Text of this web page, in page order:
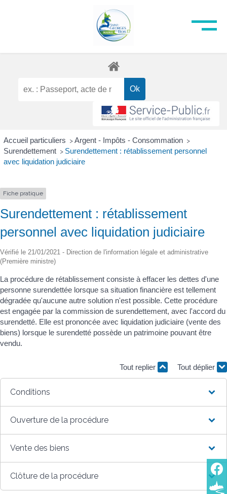
Accueil particuliers > Argent - Impôts - Consommation >
Surendettement > Surendettement : rétablissement personnel
avec liquidation judiciaire
Fiche pratique
Surendettement : rétablissement
personnel avec liquidation judiciaire
Vérifié le 21/01/2021 - Direction de l'information légale et administrative
(Première ministre)
La procédure de rétablissement consiste à effacer les dettes d'une
personne surendettée lorsque sa situation financière est tellement
dégradée qu'aucune autre solution n'est possible. Cette procédure
est engagée par la commission de surendettement, avec l'accord du
surendetté. Elle est prononcée avec liquidation judiciaire (vente des
biens) lorsque le surendetté possède un patrimoine pouvant être
vendu.
Tout replier Tout déplier
Conditions
Ouverture de la procédure
Vente des biens
Clôture de la procédure